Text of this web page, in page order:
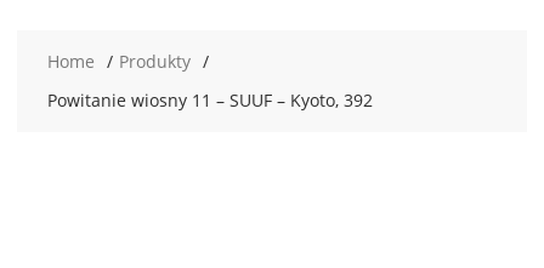
Home
Produkty
Powitanie wiosny 11 – SUUF – Kyoto, 392